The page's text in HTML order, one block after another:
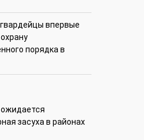
впервые
порядка в
ожидается
засуха в районах